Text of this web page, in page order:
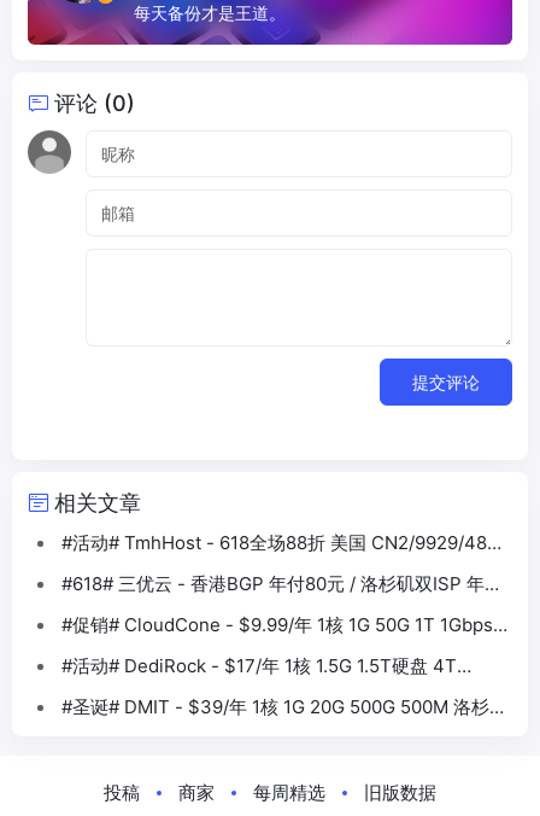
每天备份才是王道。
评论 (0)
提交评论
相关文章
#活动# TmhHost - 618全场88折 美国 CN2/9929/4837
#618# 三优云 - 香港BGP 年付80元 / 洛杉矶双ISP 年付
#促销# CloudCone - $9.99/年 1核 1G 50G 1T 1Gbps
#活动# DediRock - $17/年 1核 1.5G 1.5T硬盘 4T
#圣诞# DMIT - $39/年 1核 1G 20G 500G 500M 洛杉矶
投稿 商家 每周精选 旧版数据